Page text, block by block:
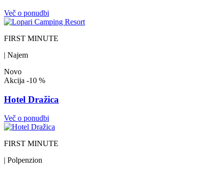
Več o ponudbi
FIRST MINUTE
| Najem
Novo
Akcija -10 %
Hotel Dražica
Več o ponudbi
FIRST MINUTE
| Polpenzion